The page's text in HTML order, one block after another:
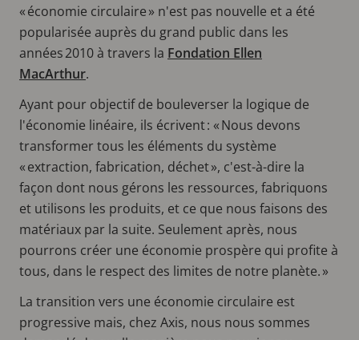
« économie circulaire » n'est pas nouvelle et a été
popularisée auprès du grand public dans les
années 2010 à travers la Fondation Ellen
MacArthur.
Ayant pour objectif de bouleverser la logique de
l'économie linéaire, ils écrivent : « Nous devons
transformer tous les éléments du système
« extraction, fabrication, déchet », c'est-à-dire la
façon dont nous gérons les ressources, fabriquons
et utilisons les produits, et ce que nous faisons des
matériaux par la suite. Seulement après, nous
pourrons créer une économie prospère qui profite à
tous, dans le respect des limites de notre planète. »
La transition vers une économie circulaire est
progressive mais, chez Axis, nous nous sommes